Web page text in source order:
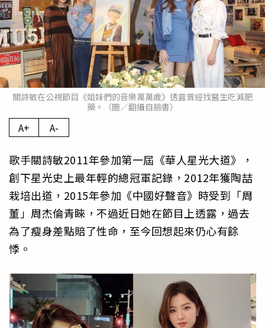
關詩敏在公視節目《姐妹們的音樂萬萬歲》透露曾經找醫生吃減肥
藥。（圖／翻攝自臉書）
A+ A-
歌手關詩敏2011年參加第一屆《華人星光大道》，
創下星光史上最年輕的總冠軍記錄，2012年獲陶喆
栽培出道，2015年參加《中國好聲音》時受到「周
董」周杰倫青睞，不過近日她在節目上透露，過去
為了瘦身差點賠了性命，至今回想起來仍心有餘
悸。